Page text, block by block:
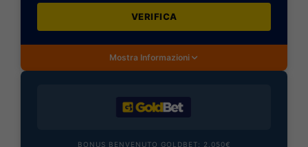
VERIFICA
Mostra Informazioni
BONUS BENVENUTO GOLDBET: 2.050€